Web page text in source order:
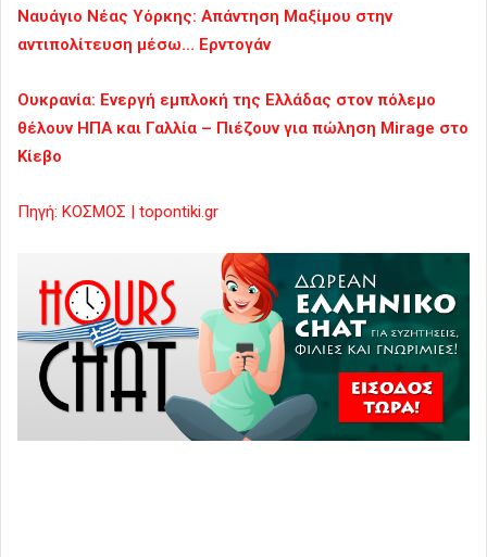
Ναυάγιο Νέας Υόρκης: Απάντηση Μαξίμου στην
αντιπολίτευση μέσω… Ερντογάν
Ουκρανία: Ενεργή εμπλοκή της Ελλάδας στον πόλεμο
θέλουν ΗΠΑ και Γαλλία – Πιέζουν για πώληση Mirage στο
Κίεβο
Πηγή: ΚΟΣΜΟΣ | topontiki.gr